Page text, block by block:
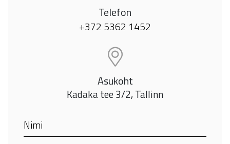
Telefon
+372 5362 1452
Asukoht
Kadaka tee 3/2, Tallinn